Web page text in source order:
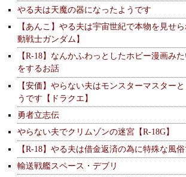
やる夫は天魔の器になったようです
【あんこ】やる夫は宇宙世紀で本物を見せ
動戦士ガンダム】
【R-18】なんかふわっとしたホビー漫画み
をするお話
【安価】やらない夫はモンスターマスター
うです【ドラクエ】
勇者立志伝
やらない夫でクリムゾンの迷宮【R-18G】
【R-18】やる夫は借金返済の為に特殊な風
輸送戦艦スペース・デブリ